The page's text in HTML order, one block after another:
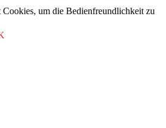
Cookies, um die Bedienfreundlichkeit zu